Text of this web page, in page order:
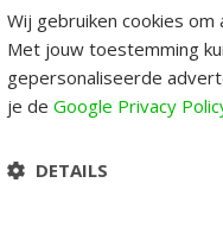
Wij gebruiken cookies
Met jouw toestemming
gepersonaliseerde
je de Google Privacy
DETAILS